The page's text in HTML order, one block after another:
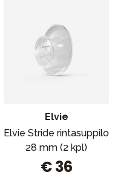
Elvie
Elvie Stride rintasuppilo
28 mm (2 kpl)
€ 36